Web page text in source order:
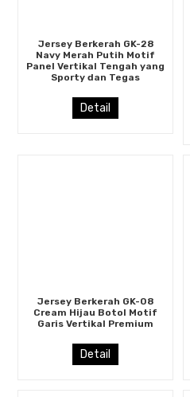
Jersey Berkerah GK-28
Navy Merah Putih Motif
Panel Vertikal Tengah yang
Sporty dan Tegas
Detail
Jersey Berkerah GK-08
Cream Hijau Botol Motif
Garis Vertikal Premium
Detail